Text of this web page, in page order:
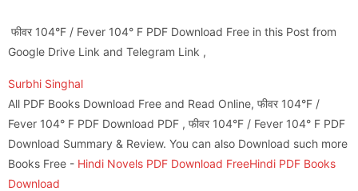
फीवर 104°F / Fever 104° F PDF Download Free in this Post from
Google Drive Link and Telegram Link ,
Surbhi Singhal
All PDF Books Download Free and Read Online, फीवर 104°F /
Fever 104° F PDF Download PDF , फीवर 104°F / Fever 104° F PDF
Download Summary & Review. You can also Download such more
Books Free - Hindi Novels PDF Download FreeHindi PDF Books
Download